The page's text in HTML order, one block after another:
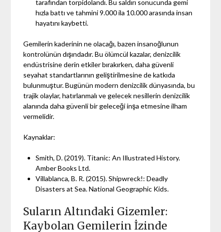
tarafından torpidolandı. Bu saldırı sonucunda gemi
hızla battı ve tahmini 9.000 ila 10.000 arasında insan
hayatını kaybetti.
Gemilerin kaderinin ne olacağı, bazen insanoğlunun
kontrolünün dışındadır. Bu ölümcül kazalar, denizcilik
endüstrisine derin etkiler bırakırken, daha güvenli
seyahat standartlarının geliştirilmesine de katkıda
bulunmuştur. Bugünün modern denizcilik dünyasında, bu
trajik olaylar, hatırlanmalı ve gelecek nesillerin denizcilik
alanında daha güvenli bir geleceği inşa etmesine ilham
vermelidir.
Kaynaklar:
Smith, D. (2019). Titanic: An Illustrated History.
Amber Books Ltd.
Villablanca, B. R. (2015). Shipwreck!: Deadly
Disasters at Sea. National Geographic Kids.
Suların Altındaki Gizemler:
Kaybolan Gemilerin İzinde